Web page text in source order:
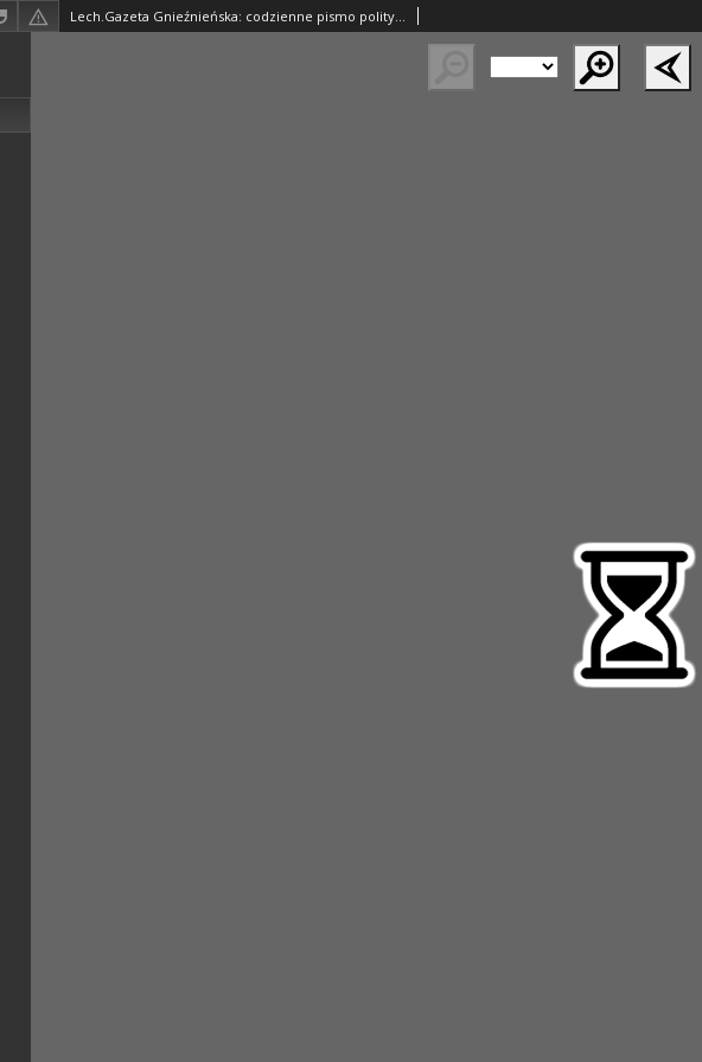
Lech.Gazeta Gnieźnieńska: codzienne pismo polityczne dla wszystkich stanów. Dodatki: tygodniowy "Lechita" i powieściowy oraz dwutygodnik "Leszek" 1932.10.09 R.33 Nr233